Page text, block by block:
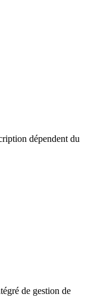
dépendent du
de gestion de